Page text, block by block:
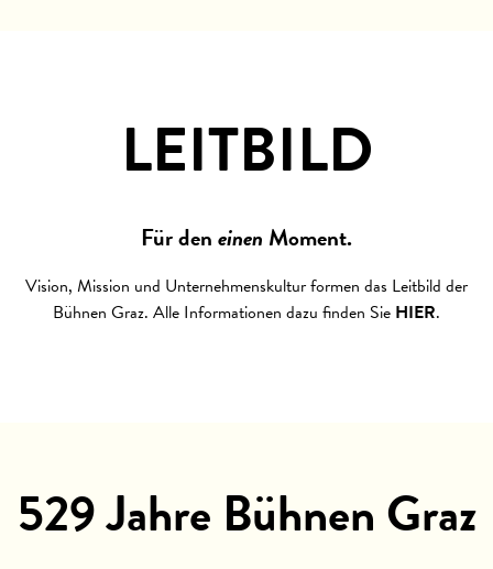
LEITBILD
Für deneinen Moment.
Vision, Mission und Unternehmenskultur formen das Leitbild der
Bühnen Graz. Alle Informationen dazu finden Sie HIER.
529 Jahre Bühnen Graz